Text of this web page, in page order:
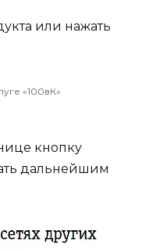
или нажать
«100вК»
кнопку
дальнейшим